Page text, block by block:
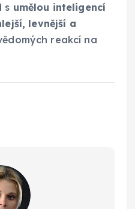
s umělou inteligencí
levnější a
reakcí na